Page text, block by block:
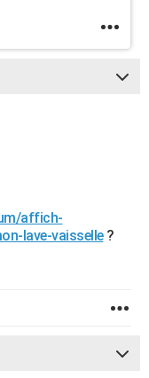
affich-
lave-vaisselle?